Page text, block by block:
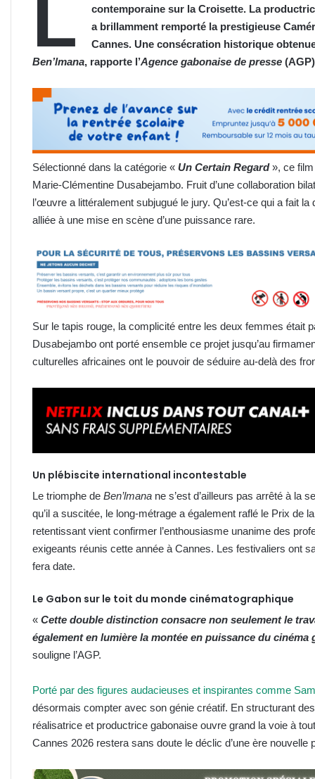
L
contemporaine sur la Croisette. La
a brillamment remporté la prestigieuse
Cannes. Une consécration historique
Ben’lmana, rapporte l’Agence gabonaise de presse (AGP)
Sélectionné dans la catégorie « Un Certain Regard», ce film
Marie-Clémentine Dusabejambo. Fruit d’une collaboration
l’œuvre a littéralement subjugué le jury. Qu’est-ce qui a fait
alliée à une mise en scène d’une puissance rare.
Sur le tapis rouge, la complicité entre les deux femmes était
Dusabejambo ont porté ensemble ce projet jusqu’au
culturelles africaines ont le pouvoir de séduire au-delà des
Un plébiscite international incontestable
Le triomphe de Ben’lmana ne s’est d’ailleurs pas arrêté à la
qu’il a suscitée, le long-métrage a également raflé le Prix de
retentissant vient confirmer l’enthousiasme unanime des
exigeants réunis cette année à Cannes. Les festivaliers ont
fera date.
Le Gabon sur le toit du monde cinématographique
« Cette double distinction consacre non seulement le
également en lumière la montée en puissance du
souligne l’AGP.
Porté par des figures audacieuses et inspirantes comme
désormais compter avec son génie créatif. En structurant
réalisatrice et productrice gabonaise ouvre grand la voie à
Cannes 2026 restera sans doute le déclic d’une ère nouvelle